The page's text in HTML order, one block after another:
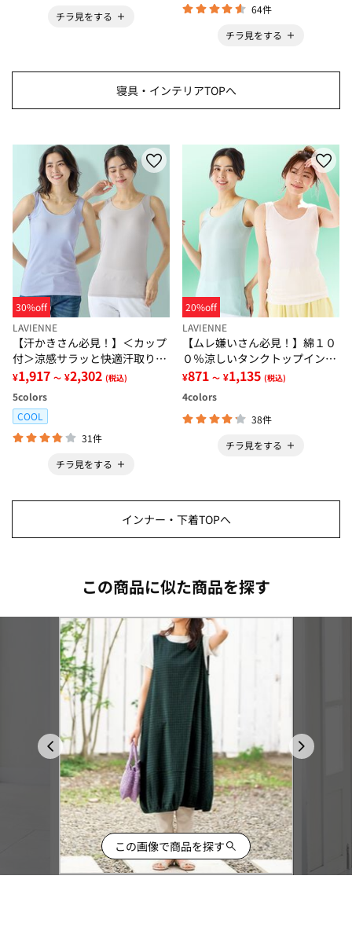
チラ見をする
64件
チラ見をする
寝具・インテリアTOPへ
30%off
LAVIENNE
【汗かきさん必見！】＜カップ
付＞涼感サラッと快適汗取りタ
ンクトップインナー＜さらりラ
ボ＞
¥1,917 ～ ¥2,302 (税込)
5colors
COOL
31件
チラ見をする
20%off
LAVIENNE
【ムレ嫌いさん必見！】綿１０
０％涼しいタンクトップインナ
ー＜さらりラボ＞
¥871 ～ ¥1,135 (税込)
4colors
38件
チラ見をする
インナー・下着TOPへ
この商品に似た商品を探す
この画像で商品を探す